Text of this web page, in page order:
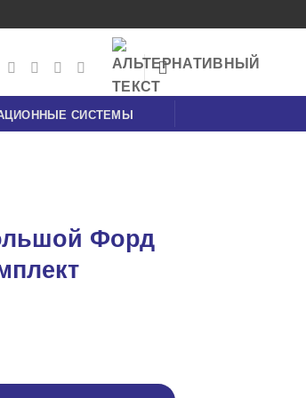
СИСТЕМЫ
Форд
Форд Транзит 363 комплект